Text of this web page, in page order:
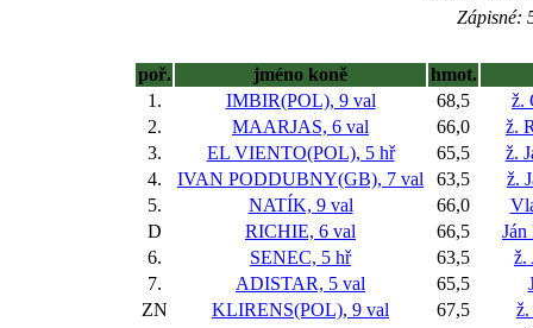
Zápisné:
poř. jméno koně
hmot.
1.
IMBIR(POL), 9 val 68,5
ž.
2.
MAARJAS, 6 val 66,0
ž.
3.
EL VIENTO(POL), 5 hř 65,5
ž.
4.
IVAN PODDUBNY(GB), 7 val 63,5
ž.
5.
NATÍK, 9 val 66,0
D
RICHIE, 6 val 66,5
6.
SENEC, 5 hř 63,5
ž.
7.
ADISTAR, 5 val 65,5
ZN
KLIRENS(POL), 9 val 67,5
ž.